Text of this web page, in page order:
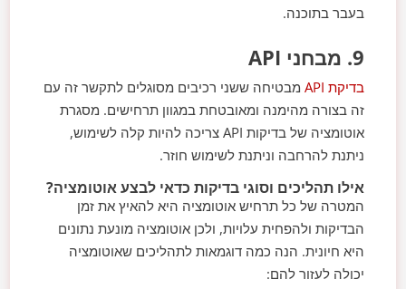
בעבר בתוכנה.
9. מבחני API
בדיקת API
מבטיחה ששני רכיבים מסוגלים לתקשר זה עם
זה בצורה מהימנה ומאובטחת במגוון תרחישים. מסגרת
אוטומציה של בדיקות API צריכה להיות קלה לשימוש,
ניתנת להרחבה וניתנת לשימוש חוזר.
אילו תהליכים וסוגי בדיקות כדאי לבצע אוטומציה?
המטרה של כל תרחיש אוטומציה היא להאיץ את זמן
הבדיקות ולהפחית עלויות, ולכן אוטומציה מונעת נתונים
היא חיונית. הנה כמה דוגמאות לתהליכים שאוטומציה
יכולה לעזור להם: